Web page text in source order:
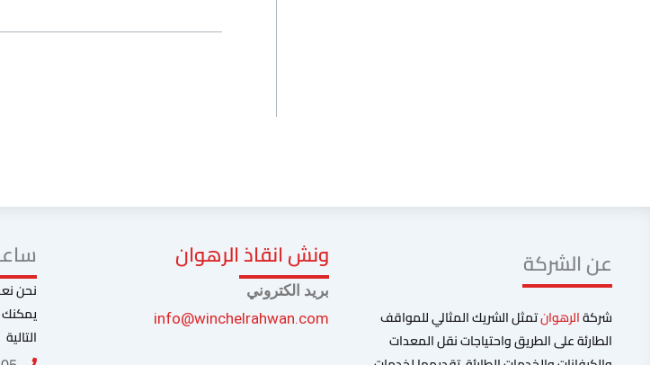
عن الشركة
شركةالرهوانتمثل الشريك المثالي للمواقف
الطارئة على الطريق واحتياجات نقل المعدات
ونش انقاذ الرهوان
بريد الكتروني
info@winchelrahwan.com
يمكنك
التالية